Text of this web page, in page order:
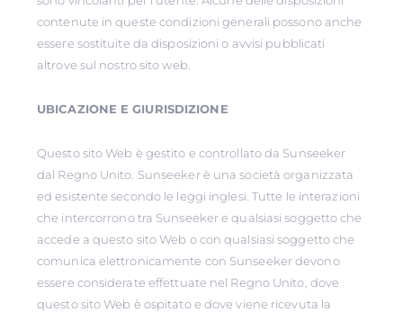
contenute in queste condizioni generali possono anche
essere sostituite da disposizioni o avvisi pubblicati
altrove sul nostro sito web.
UBICAZIONE E GIURISDIZIONE
Questo sito Web è gestito e controllato da Sunseeker
dal Regno Unito. Sunseeker è una società organizzata
ed esistente secondo le leggi inglesi. Tutte le interazioni
che intercorrono tra Sunseeker e qualsiasi soggetto che
accede a questo sito Web o con qualsiasi soggetto che
comunica elettronicamente con Sunseeker devono
essere considerate effettuate nel Regno Unito, dove
questo sito Web è ospitato e dove viene ricevuta la